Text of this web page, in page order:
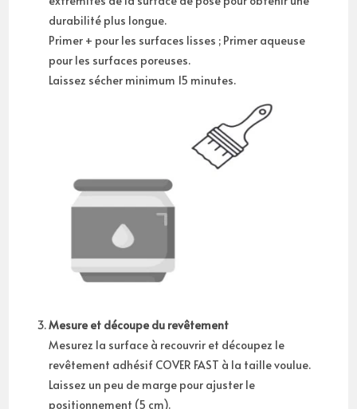
durabilité plus longue.
Primer + pour les surfaces lisses ; Primer aqueuse
pour les surfaces poreuses.
Laissez sécher minimum 15 minutes.
Mesure et découpe du revêtement
Mesurez la surface à recouvrir et découpez le
revêtement adhésif COVER FAST à la taille voulue.
Laissez un peu de marge pour ajuster le
positionnement (5 cm).